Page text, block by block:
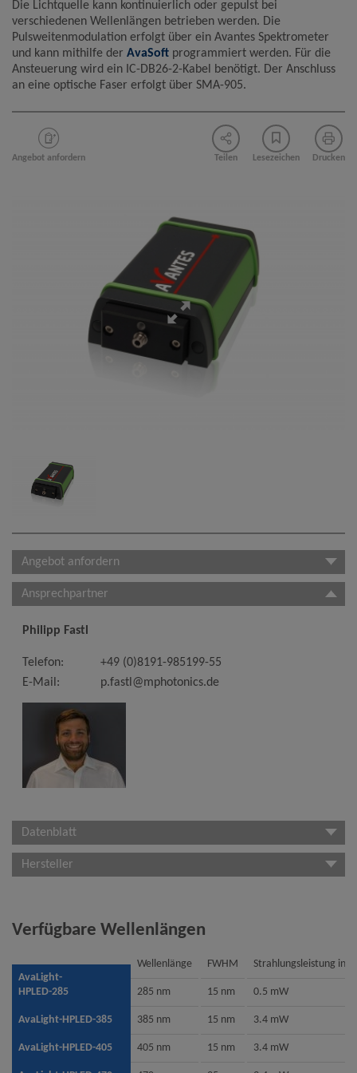
Die Lichtquelle kann kontinuierlich oder gepulst bei
verschiedenen Wellenlängen betrieben werden. Die
Pulsweitenmodulation erfolgt über ein Avantes Spektrometer
und kann mithilfe der AvaSoft programmiert werden. Für die
Ansteuerung wird ein IC-DB26-2-Kabel benötigt. Der Anschluss
an eine optische Faser erfolgt über SMA-905.
Angebot anfordern Teilen Lesezeichen Drucken
Angebot anfordern
Ansprechpartner
Philipp Fastl
Telefon:
+49 (0)8191-985199-55
E-Mail:
p.fastl@mphotonics.de
Datenblatt
Hersteller
Verfügbare Wellenlängen
AvaLight-
HPLED-285
AvaLight-HPLED-385
AvaLight-HPLED-405
Wellenlänge
285 nm
385 nm
405 nm
FWHM
15 nm
15 nm
15 nm
Strahlungsleistung in
0.5 mW
3.4 mW
3.4 mW
Name
Google Analytics
Anbieter
Google LLC
Zweck
Cookie von Google für Website-Analysen.
Erzeugt statistische Daten darüber, wie der
Besucher die Website nutzt.
Cookie Laufzeit